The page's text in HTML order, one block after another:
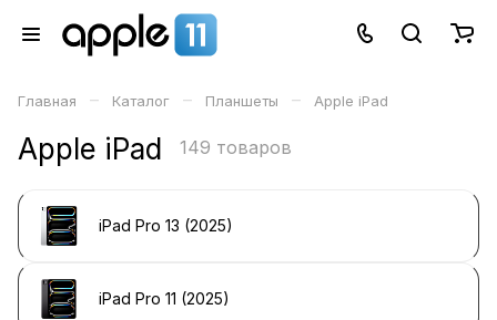
Главная – Каталог – Планшеты – Apple iPad
Apple iPad 149 товаров
iPad Pro 13 (2025)
iPad Pro 11 (2025)